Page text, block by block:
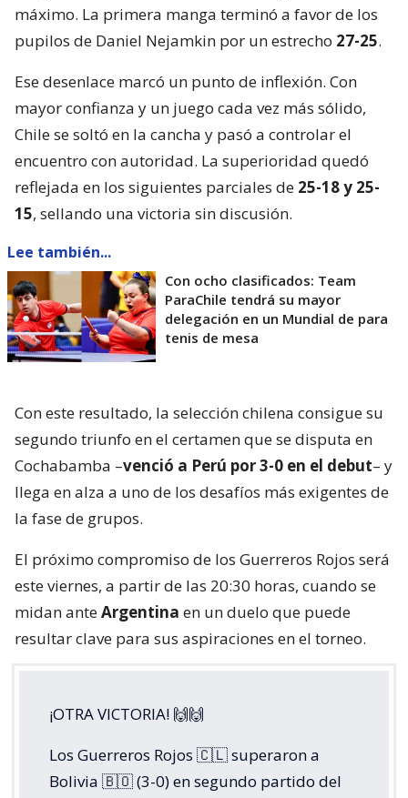
máximo. La primera manga terminó a favor de los
pupilos de Daniel Nejamkin por un estrecho 27-25.
Ese desenlace marcó un punto de inflexión. Con
mayor confianza y un juego cada vez más sólido,
Chile se soltó en la cancha y pasó a controlar el
encuentro con autoridad. La superioridad quedó
reflejada en los siguientes parciales de 25-18 y 25-
15, sellando una victoria sin discusión.
Lee también...
Con ocho clasificados: Team
ParaChile tendrá su mayor
delegación en un Mundial de para
tenis de mesa
Con este resultado, la selección chilena consigue su
segundo triunfo en el certamen que se disputa en
Cochabamba –venció a Perú por 3-0 en el debut– y
llega en alza a uno de los desafíos más exigentes de
la fase de grupos.
El próximo compromiso de los Guerreros Rojos será
este viernes, a partir de las 20:30 horas, cuando se
midan anteArgentina en un duelo que puede
resultar clave para sus aspiraciones en el torneo.
¡OTRA VICTORIA! 🙌🙌
Los Guerreros Rojos 🇨🇱 superaron a
Bolivia 🇧🇴 (3-0) en segundo partido del